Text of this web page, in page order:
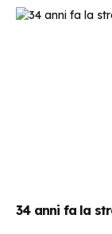
34 anni fa la